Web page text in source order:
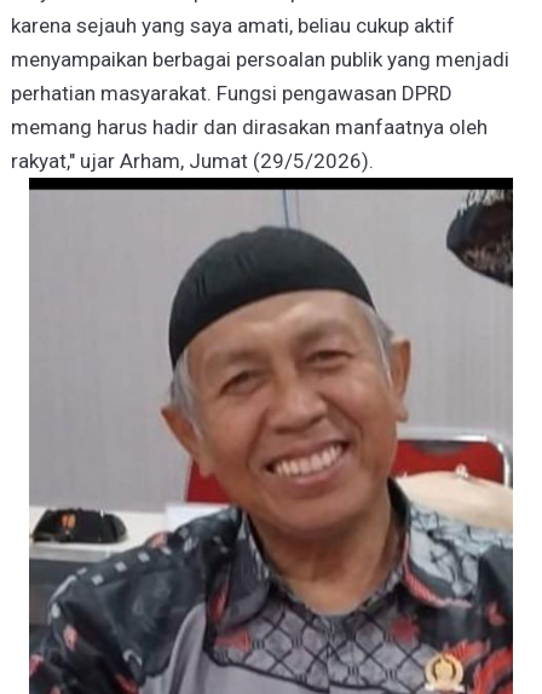
karena sejauh yang saya amati, beliau cukup aktif
menyampaikan berbagai persoalan publik yang menjadi
perhatian masyarakat. Fungsi pengawasan DPRD
memang harus hadir dan dirasakan manfaatnya oleh
rakyat," ujar Arham, Jumat (29/5/2026).